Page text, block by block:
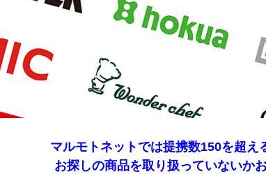
マルモトネットでは提携数150を超え
お探しの商品を取り扱っていないか